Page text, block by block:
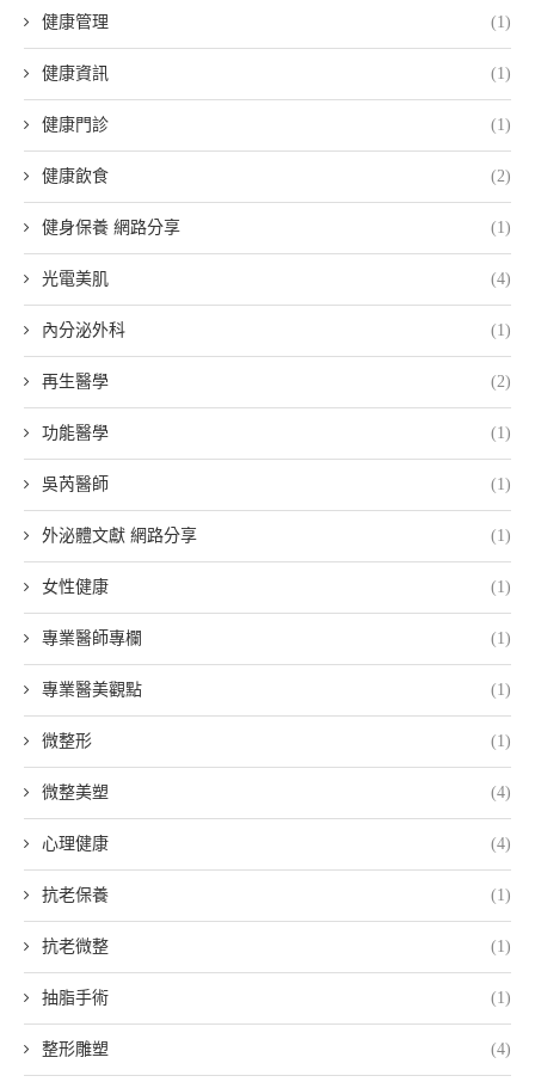
健康管理 (1)
健康資訊 (1)
健康門診 (1)
健康飲食 (2)
健身保養 網路分享 (1)
光電美肌 (4)
內分泌外科 (1)
再生醫學 (2)
功能醫學 (1)
吳芮醫師 (1)
外泌體文獻 網路分享 (1)
女性健康 (1)
專業醫師專欄 (1)
專業醫美觀點 (1)
微整形 (1)
微整美塑 (4)
心理健康 (4)
抗老保養 (1)
抗老微整 (1)
抽脂手術 (1)
整形雕塑 (4)